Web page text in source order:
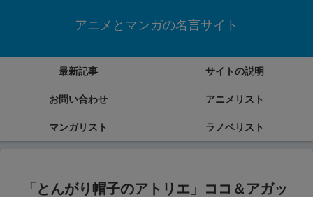
アニメとマンガの名言サイト
最新記事 サイトの説明
お問い合わせ アニメリスト
マンガリスト ラノベリスト
「とんがり帽子のアトリエ」ココ＆アガッ